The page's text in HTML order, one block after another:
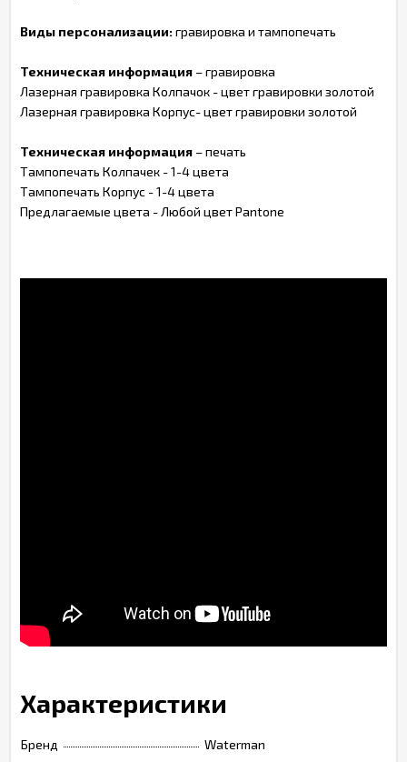
Виды персонализации:гравировка и тампопечать
Техническая информация – гравировка
Лазерная гравировка Колпачок - цвет гравировки золотой
Лазерная гравировка Корпус- цвет гравировки золотой
Техническая информация – печать
Тампопечать Колпачек - 1-4 цвета
Тампопечать Корпус - 1-4 цвета
Предлагаемые цвета - Любой цвет Pantone
Характеристики
Бренд Waterman